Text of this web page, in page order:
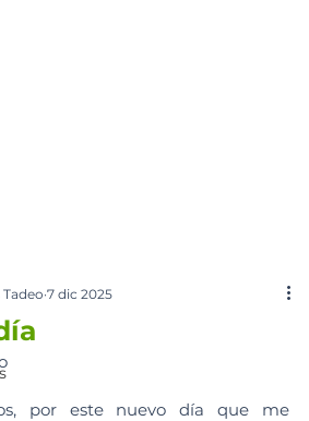
7 dic 2025
por este nuevo día que me